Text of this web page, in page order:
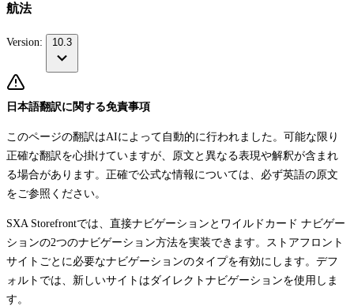
航法
Version: 10.3
日本語翻訳に関する免責事項
このページの翻訳はAIによって自動的に行われました。可能な限り
正確な翻訳を心掛けていますが、原文と異なる表現や解釈が含まれ
る場合があります。正確で公式な情報については、必ず英語の原文
をご参照ください。
SXA Storefrontでは、直接ナビゲーションとワイルドカード ナビゲー
ションの2つのナビゲーション方法を実装できます。ストアフロント
サイトごとに必要なナビゲーションのタイプを有効にします。デフ
ォルトでは、新しいサイトはダイレクトナビゲーションを使用しま
す。